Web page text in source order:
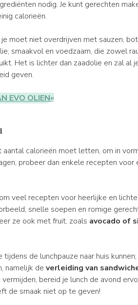
nodig. Je kunt gerechten
calorieën.
je moet niet overdrijven met sauzen,
smaakvol en voedzaam, die zowel
Het is lichter dan zaadolie en zal al
geven.
EVO OLIEN«
aantal calorieën moet letten, om in
probeer dan enkele recepten voor
veel recepten voor heerlijke en
snelle soepen en romige
ze ook met fruit, zoals avocado of
tijdens de lunchpauze naar huis
namelijk de verleiding van
bereid je lunch de avond
de smaak niet op te geven!